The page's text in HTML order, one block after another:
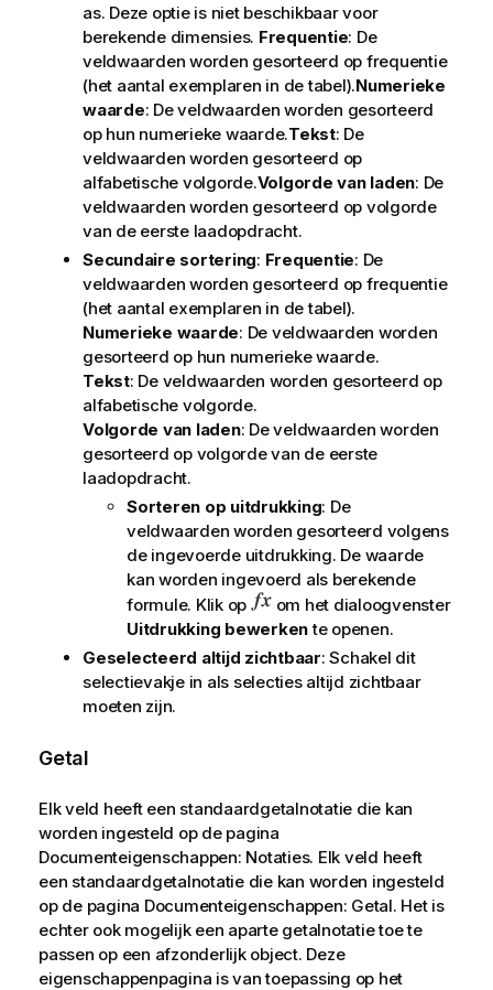
as. Deze optie is niet beschikbaar voor
berekende dimensies. Frequentie: De
veldwaarden worden gesorteerd op frequentie
(het aantal exemplaren in de tabel).Numerieke
waarde: De veldwaarden worden gesorteerd
op hun numerieke waarde.Tekst: De
veldwaarden worden gesorteerd op
alfabetische volgorde.Volgorde van laden: De
veldwaarden worden gesorteerd op volgorde
van de eerste laadopdracht.
Secundaire sortering: Frequentie: De
veldwaarden worden gesorteerd op frequentie
(het aantal exemplaren in de tabel).
Numerieke waarde: De veldwaarden worden
gesorteerd op hun numerieke waarde.
Tekst: De veldwaarden worden gesorteerd op
alfabetische volgorde.
Volgorde van laden: De veldwaarden worden
gesorteerd op volgorde van de eerste
laadopdracht.
Sorteren op uitdrukking: De
veldwaarden worden gesorteerd volgens
de ingevoerde uitdrukking. De waarde
kan worden ingevoerd als berekende
formule. Klik op
om het dialoogvenster
Uitdrukking bewerkente openen.
Geselecteerd altijd zichtbaar: Schakel dit
selectievakje in als selecties altijd zichtbaar
moeten zijn.
Getal
Elk veld heeft een standaardgetalnotatie die kan
worden ingesteld op de pagina
Documenteigenschappen: Notaties. Elk veld heeft
een standaardgetalnotatie die kan worden ingesteld
op de pagina Documenteigenschappen: Getal. Het is
echter ook mogelijk een aparte getalnotatie toe te
passen op een afzonderlijk object. Deze
eigenschappenpagina is van toepassing op het